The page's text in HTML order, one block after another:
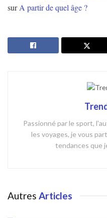
surA partir de quel âge ?
Passionné par le sport,
les voyages, je vous
tendances que
Autres Articles